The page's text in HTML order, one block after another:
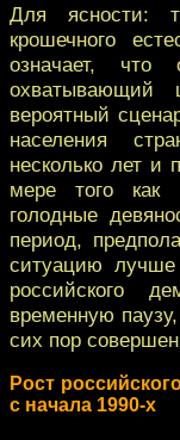
Для ясности:
крошечного
означает, что
охватывающий
вероятный
населения
несколько лет и
мере того как
голодные
период,
ситуацию лучше
российского
временную
сих пор
Рост
с начала 1990-х